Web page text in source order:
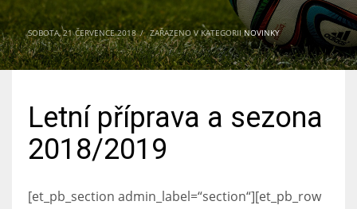
SOBOTA, 21 ČERVENCE 2018 / ZAŘAZENO V KATEGORIINOVINKY
Letní příprava a sezona
2018/2019
[et_pb_section admin_label=“section“][et_pb_row